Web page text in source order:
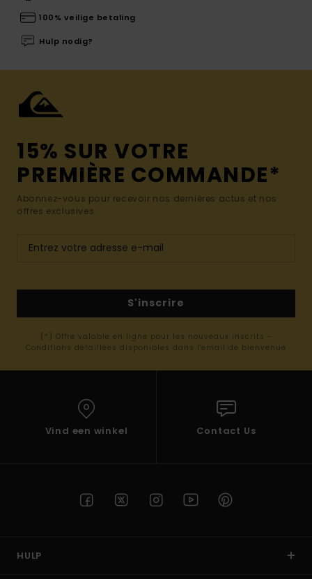
100% veilige betaling
Hulp nodig?
15% SUR VOTRE
PREMIÈRE COMMANDE*
Abonnez-vous pour recevoir nos dernières actus et nos
offres exclusives.
S'inscrire
(*) Offre valable en ligne pour les nouveaux inscrits -
Conditions détaillées disponibles dans l'email de bienvenue
Vind een winkel Contact Us
HULP